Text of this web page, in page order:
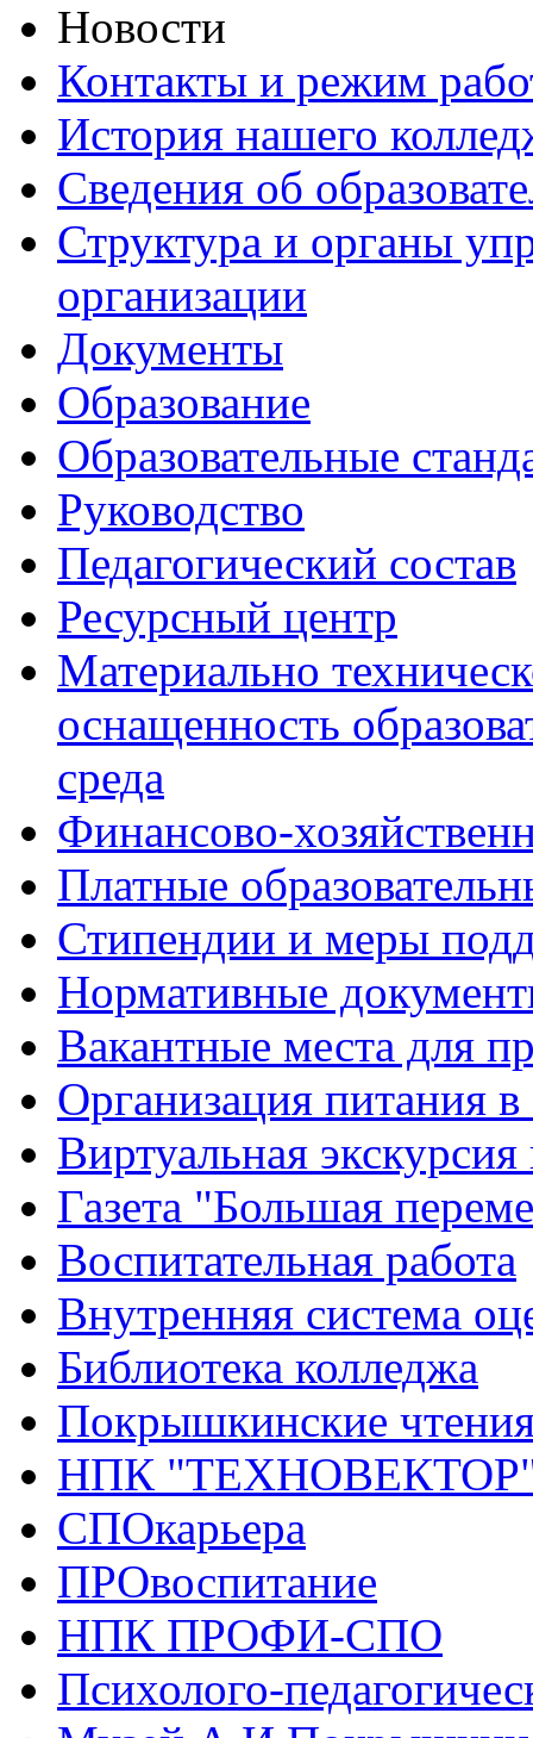
Новости
Контакты и режим
История нашего
Сведения об
Структура и органы
организации
Документы
Образование
Образовательные
Руководство
Педагогический состав
Ресурсный центр
Материально
оснащенность
среда
Финансово-
Платные
Стипендии и меры
Нормативные
Вакантные места для
Организация питания в
Виртуальная
Газета "Большая
Воспитательная работа
Внутренняя система
Библиотека колледжа
Покрышкинские
НПК
СПОкарьера
ПРОвоспитание
НПК ПРОФИ-СПО
Психолого-